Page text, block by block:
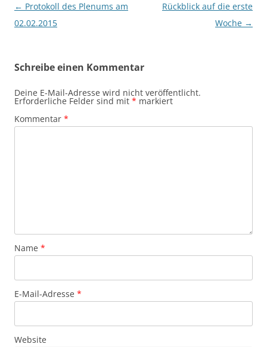
Beitragsnavigation
← Protokoll des Plenums am
02.02.2015
Rückblick auf die erste
Woche →
Schreibe einen Kommentar
Deine E-Mail-Adresse wird nicht veröffentlicht.
Erforderliche Felder sind mit * markiert
Kommentar *
Name *
E-Mail-Adresse *
Website